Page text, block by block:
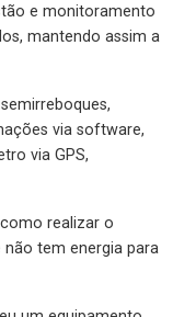
e monitoramento
mantendo assim a
via software,
via GPS,
realizar o
tem energia para